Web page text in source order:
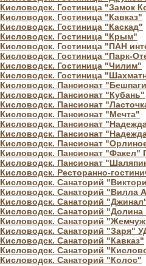
Кисловодск. Гостиница "Замок
Кисловодск. Гостиница "Кавказ"
Кисловодск. Гостиница "Каскад"
Кисловодск. Гостиница "Крым"
Кисловодск. Гостиница "ПАН
Кисловодск. Гостиница "Парк-
Кисловодск. Гостиница "Чилим"
Кисловодск. Гостиница
Кисловодск. Пансионат
Кисловодск. Пансионат "Кубань"
Кисловодск. Пансионат
Кисловодск. Пансионат "Мечта"
Кисловодск. Пансионат
Кисловодск. Пансионат
Кисловодск. Пансионат
Кисловодск. Пансионат "Факел"
Кисловодск. Пансионат
Кисловодск. Ресторанно-
Кисловодск. Санаторий
Кисловодск. Санаторий "Вилла
Кисловодск. Санаторий
Кисловодск. Санаторий
Кисловодск. Санаторий
Кисловодск. Санаторий "Заря"
Кисловодск. Санаторий "Кавказ"
Кисловодск. Санаторий
Кисловодск. Санаторий "Колос"